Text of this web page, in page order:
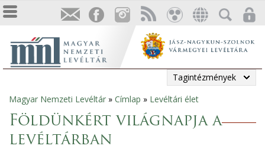
Tagintézmények
Jelenlegi
hely
Magyar Nemzeti Levéltár » Címlap » Levéltári élet
Földünkért világnapja a
levéltárban